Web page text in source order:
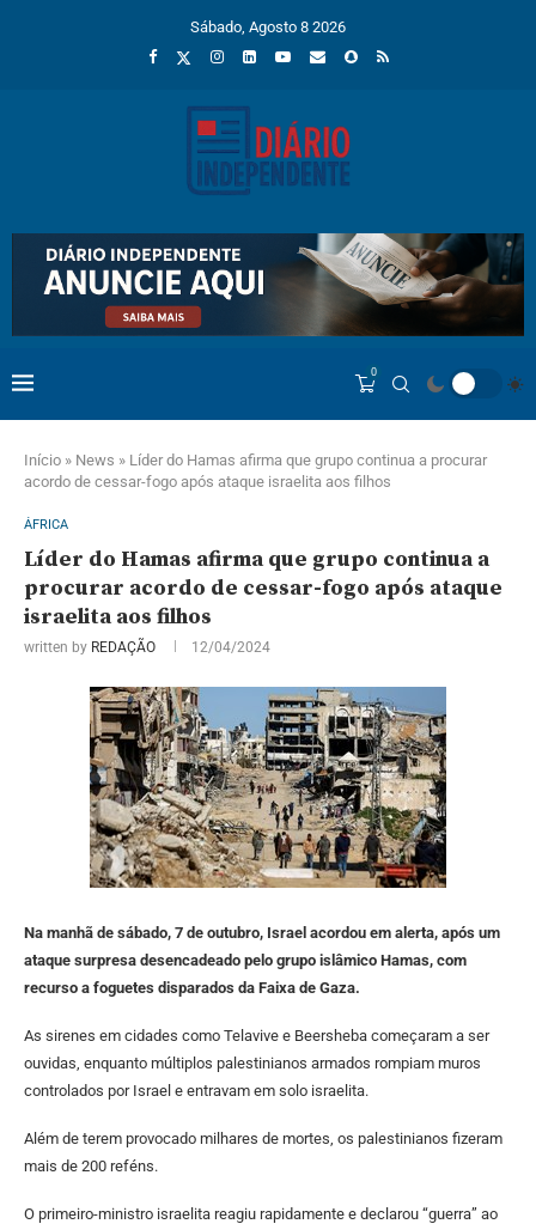
Sábado, Agosto 8 2026
0
Início » News » Líder do Hamas afirma que grupo continua a procurar
acordo de cessar-fogo após ataque israelita aos filhos
ÁFRICA
Líder do Hamas afirma que grupo continua a
procurar acordo de cessar-fogo após ataque
israelita aos filhos
written by REDAÇÃO 12/04/2024
Na manhã de sábado, 7 de outubro, Israel acordou em alerta, após um
ataque surpresa desencadeado pelo grupo islâmico Hamas, com
recurso a foguetes disparados da Faixa de Gaza.
As sirenes em cidades como Telavive e Beersheba começaram a ser
ouvidas, enquanto múltiplos palestinianos armados rompiam muros
controlados por Israel e entravam em solo israelita.
Além de terem provocado milhares de mortes, os palestinianos fizeram
mais de 200 reféns.
O primeiro-ministro israelita reagiu rapidamente e declarou “guerra” ao